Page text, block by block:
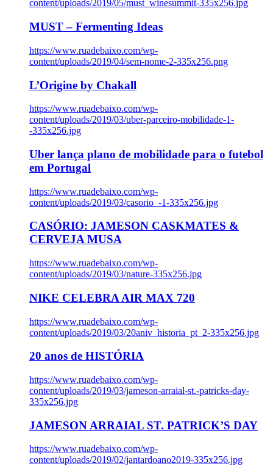
content/uploads/2019/05/must_winesummit-335x256.jpg
MUST – Fermenting Ideas
https://www.ruadebaixo.com/wp-
content/uploads/2019/04/sem-nome-2-335x256.png
L’Origine by Chakall
https://www.ruadebaixo.com/wp-
content/uploads/2019/03/uber-parceiro-mobilidade-1-
-335x256.jpg
Uber lança plano de mobilidade para o futebol
em Portugal
https://www.ruadebaixo.com/wp-
content/uploads/2019/03/casorio_-1-335x256.jpg
CASÓRIO: JAMESON CASKMATES &
CERVEJA MUSA
https://www.ruadebaixo.com/wp-
content/uploads/2019/03/nature-335x256.jpg
NIKE CELEBRA AIR MAX 720
https://www.ruadebaixo.com/wp-
content/uploads/2019/03/20aniv_historia_pt_2-335x256.jpg
20 anos de HISTÓRIA
https://www.ruadebaixo.com/wp-
content/uploads/2019/03/jameson-arraial-st.-patricks-day-
335x256.jpg
JAMESON ARRAIAL ST. PATRICK’S DAY
https://www.ruadebaixo.com/wp-
content/uploads/2019/02/jantardoano2019-335x256.jpg